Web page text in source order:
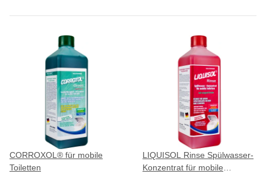
CORROXOL® für mobile
Toiletten
LIQUISOL Rinse Spülwasser-
Konzentrat für mobile